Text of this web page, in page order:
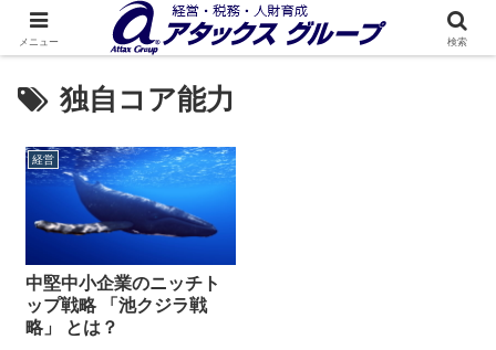
独自コア能力
経営
中堅中小企業のニッチト
ップ戦略 「池クジラ戦
略」 とは？
メニュー 検索